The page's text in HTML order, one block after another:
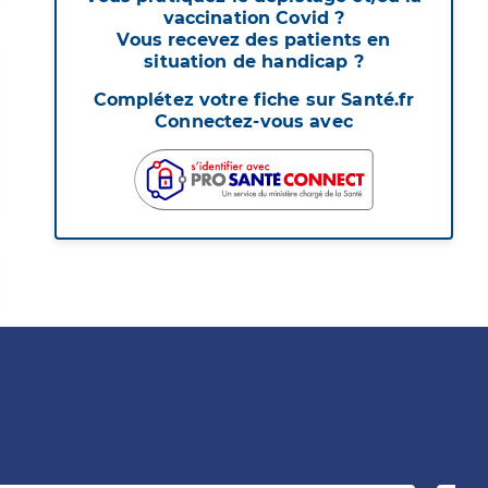
vaccination Covid ?
Vous recevez des patients en
situation de handicap ?
Complétez votre fiche sur Santé.fr
Connectez-vous avec